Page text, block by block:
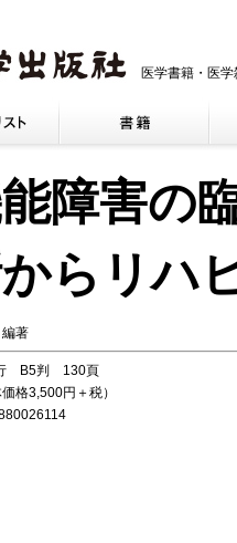
医学書籍・医
能障害
らリハ
著
B5判 130頁
格3,500円＋税）